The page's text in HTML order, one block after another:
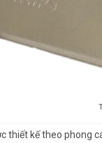
thiết kế theo phong